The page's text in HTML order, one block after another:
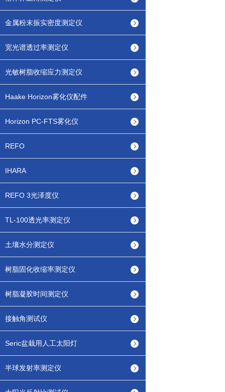
金属粉末振实密度测定仪
宽光谱透过率测定仪
光敏树脂收缩应力测定仪
Haake Horizon雾化仪配件
Horizon PC-FTS雾化仪
REFO
IHARA
REFO 3光泽度仪
TL-100透光率测定仪
土壤水分测定仪
树脂固化收缩率测定仪
树脂凝胶时间测定仪
接触角测试仪
Seric盆栽用人工太阳灯
半球发射率测定仪